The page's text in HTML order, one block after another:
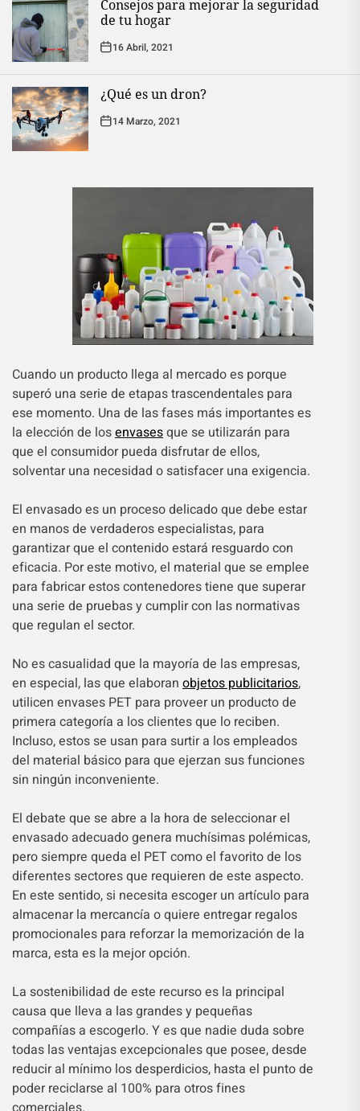
Consejos para mejorar la seguridad
de tu hogar
16 Abril, 2021
¿Qué es un dron?
14 Marzo, 2021
Cuando un producto llega al mercado es porque
superó una serie de etapas trascendentales para
ese momento. Una de las fases más importantes es
la elección de losenvasesque se utilizarán para
que el consumidor pueda disfrutar de ellos,
solventar una necesidad o satisfacer una exigencia.
El envasado es un proceso delicado que debe estar
en manos de verdaderos especialistas, para
garantizar que el contenido estará resguardo con
eficacia. Por este motivo, el material que se emplee
para fabricar estos contenedores tiene que superar
una serie de pruebas y cumplir con las normativas
que regulan el sector.
No es casualidad que la mayoría de las empresas,
en especial, las que elaboran objetos publicitarios,
utilicen envases PET para proveer un producto de
primera categoría a los clientes que lo reciben.
Incluso, estos se usan para surtir a los empleados
del material básico para que ejerzan sus funciones
sin ningún inconveniente.
El debate que se abre a la hora de seleccionar el
envasado adecuado genera muchísimas polémicas,
pero siempre queda el PET como el favorito de los
diferentes sectores que requieren de este aspecto.
En este sentido, si necesita escoger un artículo para
almacenar la mercancía o quiere entregar regalos
promocionales para reforzar la memorización de la
marca, esta es la mejor opción.
La sostenibilidad de este recurso es la principal
causa que lleva a las grandes y pequeñas
compañías a escogerlo. Y es que nadie duda sobre
todas las ventajas excepcionales que posee, desde
reducir al mínimo los desperdicios, hasta el punto de
poder reciclarse al 100% para otros fines